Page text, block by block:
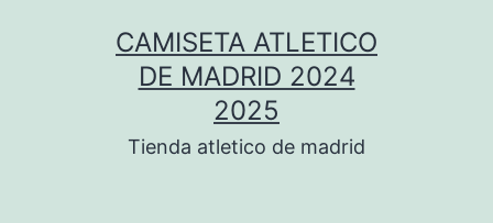
CAMISETA ATLETICO
DE MADRID 2024
2025
Tienda atletico de madrid